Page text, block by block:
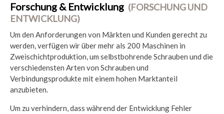
Forschung & Entwicklung (FORSCHUNG UND
ENTWICKLUNG)
Um den Anforderungen von Märkten und Kunden gerecht zu
werden, verfügen wir über mehr als 200 Maschinen in
Zweischichtproduktion, um selbstbohrende Schrauben und die
verschiedensten Arten von Schrauben und
Verbindungsprodukte mit einem hohen Marktanteil
anzubieten.
Um zu verhindern, dass während der Entwicklung Fehler